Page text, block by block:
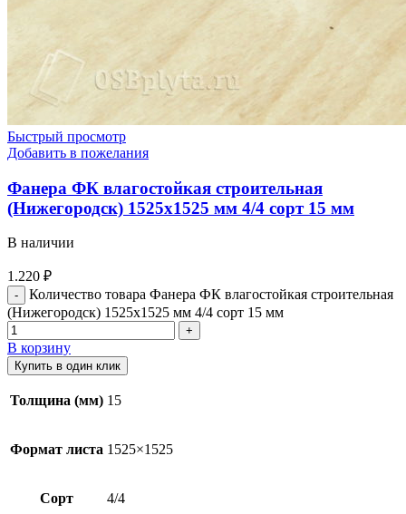
Быстрый просмотр
Добавить в пожелания
Фанера ФК влагостойкая строительная
(Нижегородск) 1525х1525 мм 4/4 сорт 15 мм
В наличии
1.220 ₽
Количество товара Фанера ФК влагостойкая строительная
(Нижегородск) 1525х1525 мм 4/4 сорт 15 мм
В корзину
Купить в один клик
Толщина (мм) 15
Формат листа 1525×1525
Сорт 4/4